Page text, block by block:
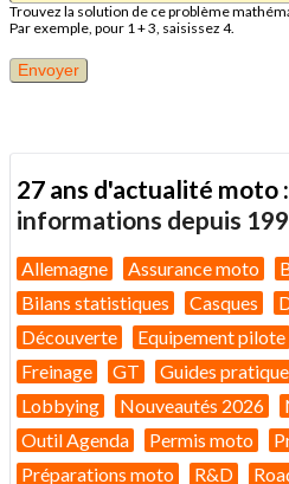
Trouvez la solution de ce problème
Par exemple, pour 1 + 3, saisissez 4.
27 ans d'actualité moto :
informations depuis
Allemagne Assurance moto
Bilans statistiques
Casques
Découverte
Equipement pilote
Freinage
GT Guides
Lobbying
Nouveautés 2026
Outil Agenda
Permis moto
Préparations moto
R&D